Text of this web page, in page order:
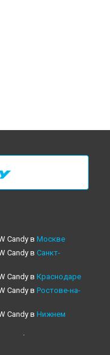
Candy в Москве
Candy в Санкт-
Candy в Краснодаре
Candy в Ростове-на-
Candy в Нижнем
Candy в